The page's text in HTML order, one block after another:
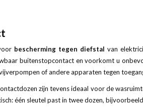
bescherming tegen diefstal van
buitenstopcontact en voorkomt u
of andere apparaten tegen
zijn tevens ideaal voor de
één sleutel past in twee dozen,